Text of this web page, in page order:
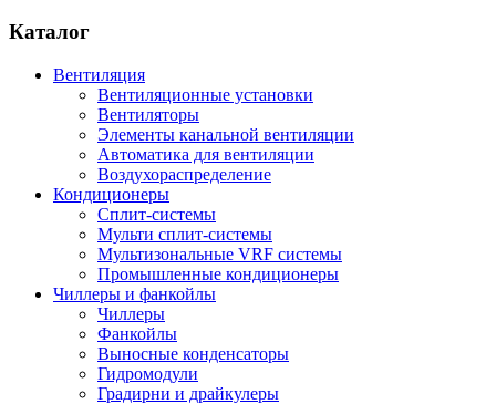
Каталог
Вентиляция
Вентиляционные установки
Вентиляторы
Элементы канальной вентиляции
Автоматика для вентиляции
Воздухораспределение
Кондиционеры
Сплит-системы
Мульти сплит-системы
Мультизональные VRF системы
Промышленные кондиционеры
Чиллеры и фанкойлы
Чиллеры
Фанкойлы
Выносные конденсаторы
Гидромодули
Градирни и драйкулеры